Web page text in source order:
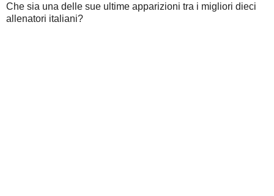
Che sia una delle sue ultime apparizioni tra i migliori dieci
allenatori italiani?